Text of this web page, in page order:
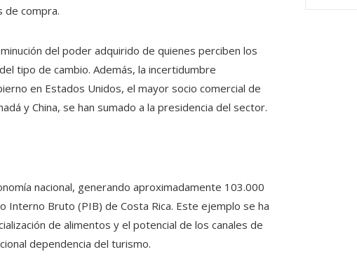
de compra.
del poder adquirido de quienes perciben los
tipo de cambio. Además, la incertidumbre
en Estados Unidos, el mayor socio comercial de
y China, se han sumado a la presidencia del sector.
nacional, generando aproximadamente 103.000
Bruto (PIB) de Costa Rica. Este ejemplo se ha
de alimentos y el potencial de los canales de
dependencia del turismo.